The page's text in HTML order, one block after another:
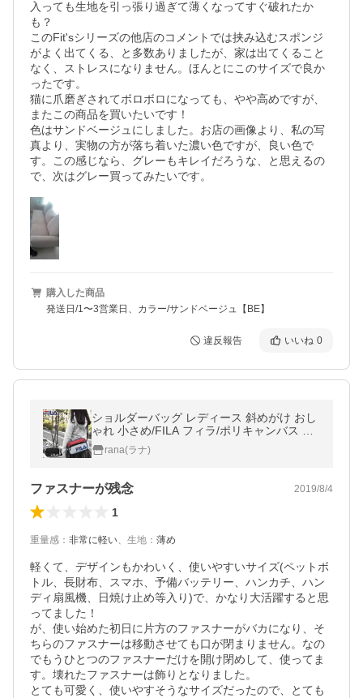
入っても生地を引っ張り過ぎて薄くなってすぐ破れたか
も？
このFit'sシリーズの他店のコメントでは挟み込むスポンジ
がよく出てくる、と多数ありましたが、家は出てくること
なく、ストレスになりません。ほんとにこのサイズで良か
ったです。
猫に爪磨ぎされてボロボロになっても、やや高めですが、
またこの商品を買いたいです！
色はサンドベージュにしました。お店の画像より、私の写
真より、実物の方が落ち着いた濃い色ですが、良い色で
す。この感じなら、グレーもキレイだろうな、と思えるの
で、次はグレー買ってみたいです。
購入した商品
発送日/1〜3営業日、カラー/サンドベージュ【BE】
違反報告 いいね 0
ショルダーバッグ レディース 斜めがけ おし
ゃれ 小さめ/FILA フィラ/ポリキャンバス メ
ッシュポケット ミニショルダーバッグ
rana(ラナ)
ファスナーが残念 2019/8/4
1
重量感 ： 非常に軽い、 生地 ： 薄め
軽くて、デザインもかわいく、使いやすいサイズ(ペットボ
トル、長財布、スマホ、予備バッテリー、ハンカチ、ハン
ディ扇風機、日焼け止め等入り)で、かなり大活躍すると思
ってました！
が、使い始めた初日に片方のファスナーがバカになり、そ
ちらのファスナーは移動させても口が閉まりません。なの
でもうひとつのファスナーだけを開け閉めして、使ってま
す。壊れたファスナーは飾りとなりました。
とても可愛く、使いやすそうなサイズだったので、とても